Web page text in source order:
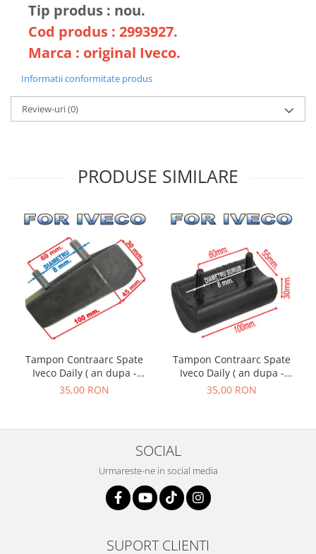
Tip produs : nou.
Cod produs : 2993927.
Marca : original Iveco.
Informatii conformitate produs
Review-uri(0)
PRODUSE SIMILARE
Tampon Contraarc Spate
Iveco Daily ( an dupa -
01.1990 ) M2.2
35,00 RON
Tampon Contraarc Spate
Iveco Daily ( an dupa -
01.1990 ) M2.1
35,00 RON
SOCIAL
Urmareste-ne in social media
SUPORT CLIENTI